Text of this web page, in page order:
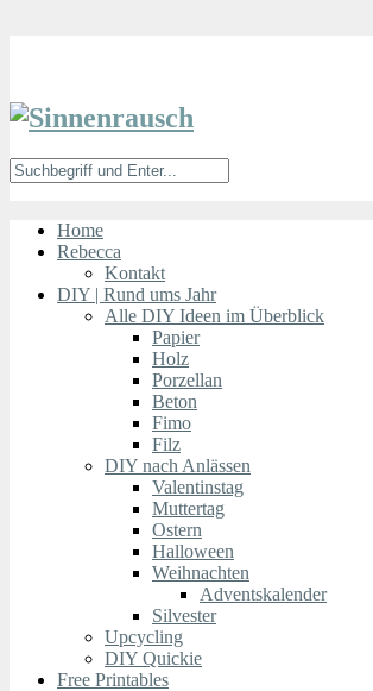
Home
Rebecca
Kontakt
DIY | Rund ums Jahr
Alle DIY Ideen im Überblick
Papier
Holz
Porzellan
Beton
Fimo
Filz
DIY nach Anlässen
Valentinstag
Muttertag
Ostern
Halloween
Weihnachten
Adventskalender
Silvester
Upcycling
DIY Quickie
Free Printables